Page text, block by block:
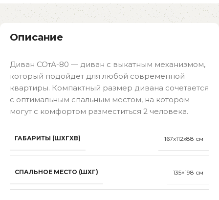
Описание
Диван СОтА-80 — диван с выкатным механизмом,
который подойдет для любой современной
квартиры. Компактный размер дивана сочетается
с оптимальным спальным местом, на котором
могут с комфортом разместиться 2 человека.
ГАБАРИТЫ (ШХГХВ) 167x112x88 см
СПАЛЬНОЕ МЕСТО (ШХГ) 135×198 см